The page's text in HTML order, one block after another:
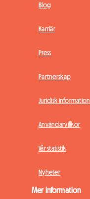
Blog
Karriär
Press
Partnerskap
Juridisk information
Användarvillkor
Vår statistik
Nyheter
Mer information